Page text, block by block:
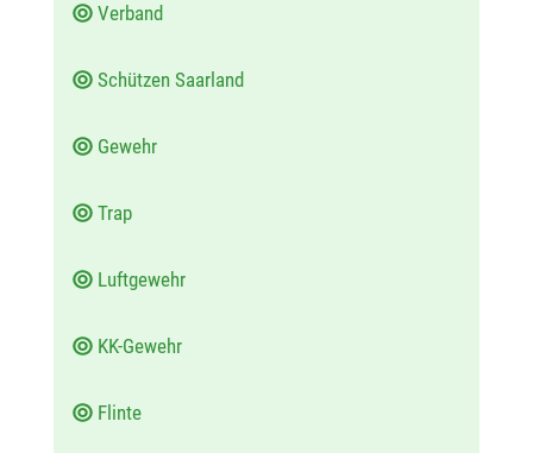
Verband
Schützen Saarland
Gewehr
Trap
Luftgewehr
KK-Gewehr
Flinte